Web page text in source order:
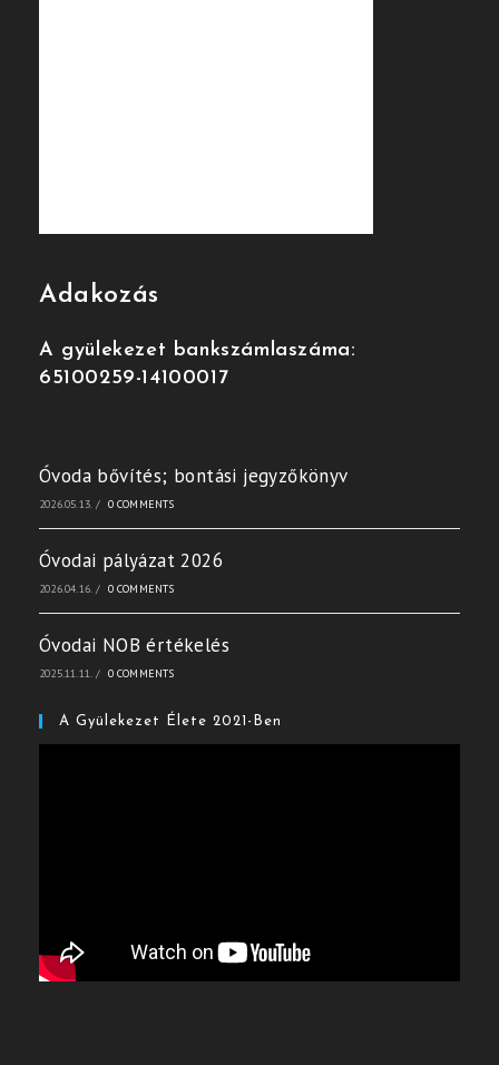
Adakozás
A gyülekezet bankszámlaszáma:
65100259-14100017
Óvoda bővítés; bontási jegyzőkönyv
2026.05.13. / 0 COMMENTS
Óvodai pályázat 2026
2026.04.16. / 0 COMMENTS
Óvodai NOB értékelés
2025.11.11. / 0 COMMENTS
A Gyülekezet Élete 2021-Ben